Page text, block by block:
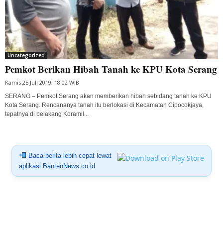
Uncategorized
Pemkot Berikan Hibah Tanah ke KPU Kota Serang
Kamis 25 Juli 2019, 18:02 WIB
SERANG – Pemkot Serang akan memberikan hibah sebidang tanah ke KPU
Kota Serang. Rencananya tanah itu berlokasi di Kecamatan Cipocokjaya,
tepatnya di belakang Koramil...
Baca berita lebih cepat lewat
aplikasi BantenNews.co.id